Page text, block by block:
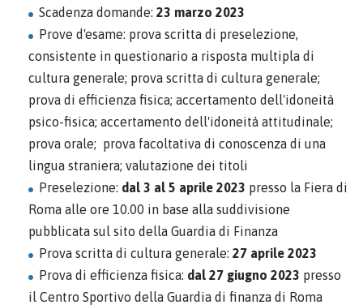
Scadenza domande: 23 marzo 2023
Prove d'esame: prova scritta di preselezione,
consistente in questionario a risposta multipla di
cultura generale; prova scritta di cultura generale;
prova di efficienza fisica; accertamento dell'idoneità
psico-fisica; accertamento dell'idoneità attitudinale;
prova orale; prova facoltativa di conoscenza di una
lingua straniera; valutazione dei titoli
Preselezione: dal 3 al 5 aprile 2023 presso la Fiera di
Roma alle ore 10.00 in base alla suddivisione
pubblicata sul sito della Guardia di Finanza
Prova scritta di cultura generale: 27 aprile 2023
Prova di efficienza fisica: dal 27 giugno 2023 presso
il Centro Sportivo della Guardia di finanza di Roma